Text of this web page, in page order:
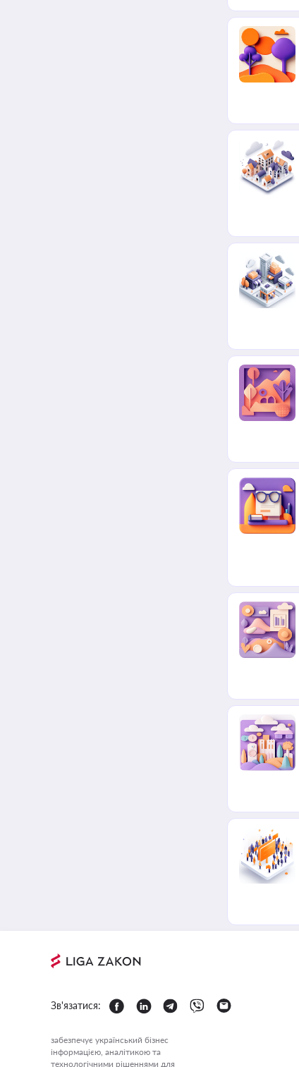
Зв'язатися:
забезпечує український бізнес
інформацією, аналітикою та
технологічними рішеннями для